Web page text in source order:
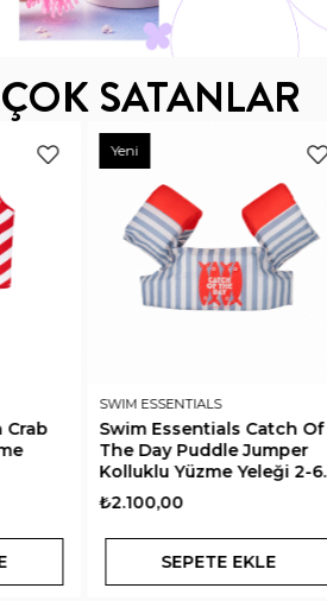
ÇOK SATANLAR
SWIM ESSENTIALS
Swim Essentials Catch Of
The Day Puddle Jumper
Kolluklu Yüzme Yeleği 2-6
SEPETE EKLE
Yeni Yeni